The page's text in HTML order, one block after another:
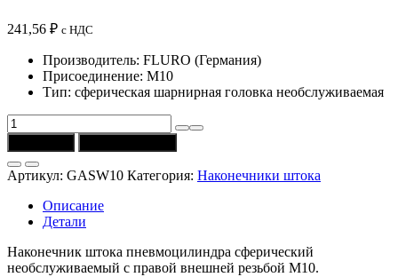
241,56 ₽ с НДС
Производитель: FLURO (Германия)
Присоединение: M10
Тип: сферическая шарнирная головка необслуживаемая
Количество
товара
Наконечник
сферический
GKAW10
необслуживаемый
резьбой
M10
(FLURO)
Артикул: GASW10 Категория: Наконечники штока
Описание
Детали
Наконечник штока пневмоцилиндра сферический
необслуживаемый с правой внешней резьбой M10.